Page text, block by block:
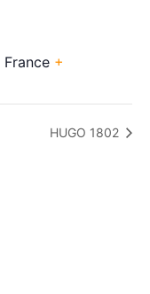
France +
HUGO 1802